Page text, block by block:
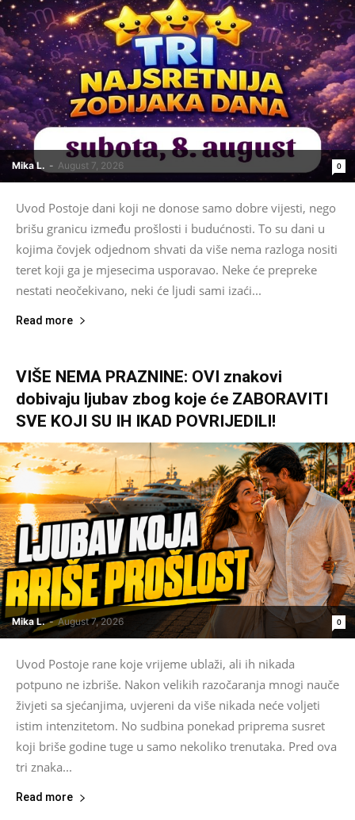
Mika L. - August 7, 2026 0
Uvod Postoje dani koji ne donose samo dobre vijesti, nego
brišu granicu između prošlosti i budućnosti. To su dani u
kojima čovjek odjednom shvati da više nema razloga nositi
teret koji ga je mjesecima usporavao. Neke će prepreke
nestati neočekivano, neki će ljudi sami izaći...
Read more
VIŠE NEMA PRAZNINE: OVI znakovi
dobivaju ljubav zbog koje će ZABORAVITI
SVE KOJI SU IH IKAD POVRIJEDILI!
Mika L. - August 7, 2026 0
Uvod Postoje rane koje vrijeme ublaži, ali ih nikada
potpuno ne izbriše. Nakon velikih razočaranja mnogi nauče
živjeti sa sjećanjima, uvjereni da više nikada neće voljeti
istim intenzitetom. No sudbina ponekad priprema susret
koji briše godine tuge u samo nekoliko trenutaka. Pred ova
tri znaka...
Read more